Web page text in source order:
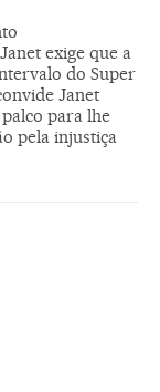
exige que a
do Super
Janet
para lhe
pela injustiça